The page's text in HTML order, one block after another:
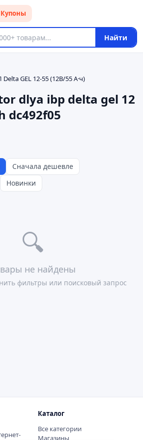
Купоны
Найти
GEL 12-55 (12В/55 А·ч)
dlya ibp delta gel 12
dc492f05
Сначала дешевле
Новинки
🔍
не найдены
фильтры или поисковый запрос
Каталог
Все категории
Магазины